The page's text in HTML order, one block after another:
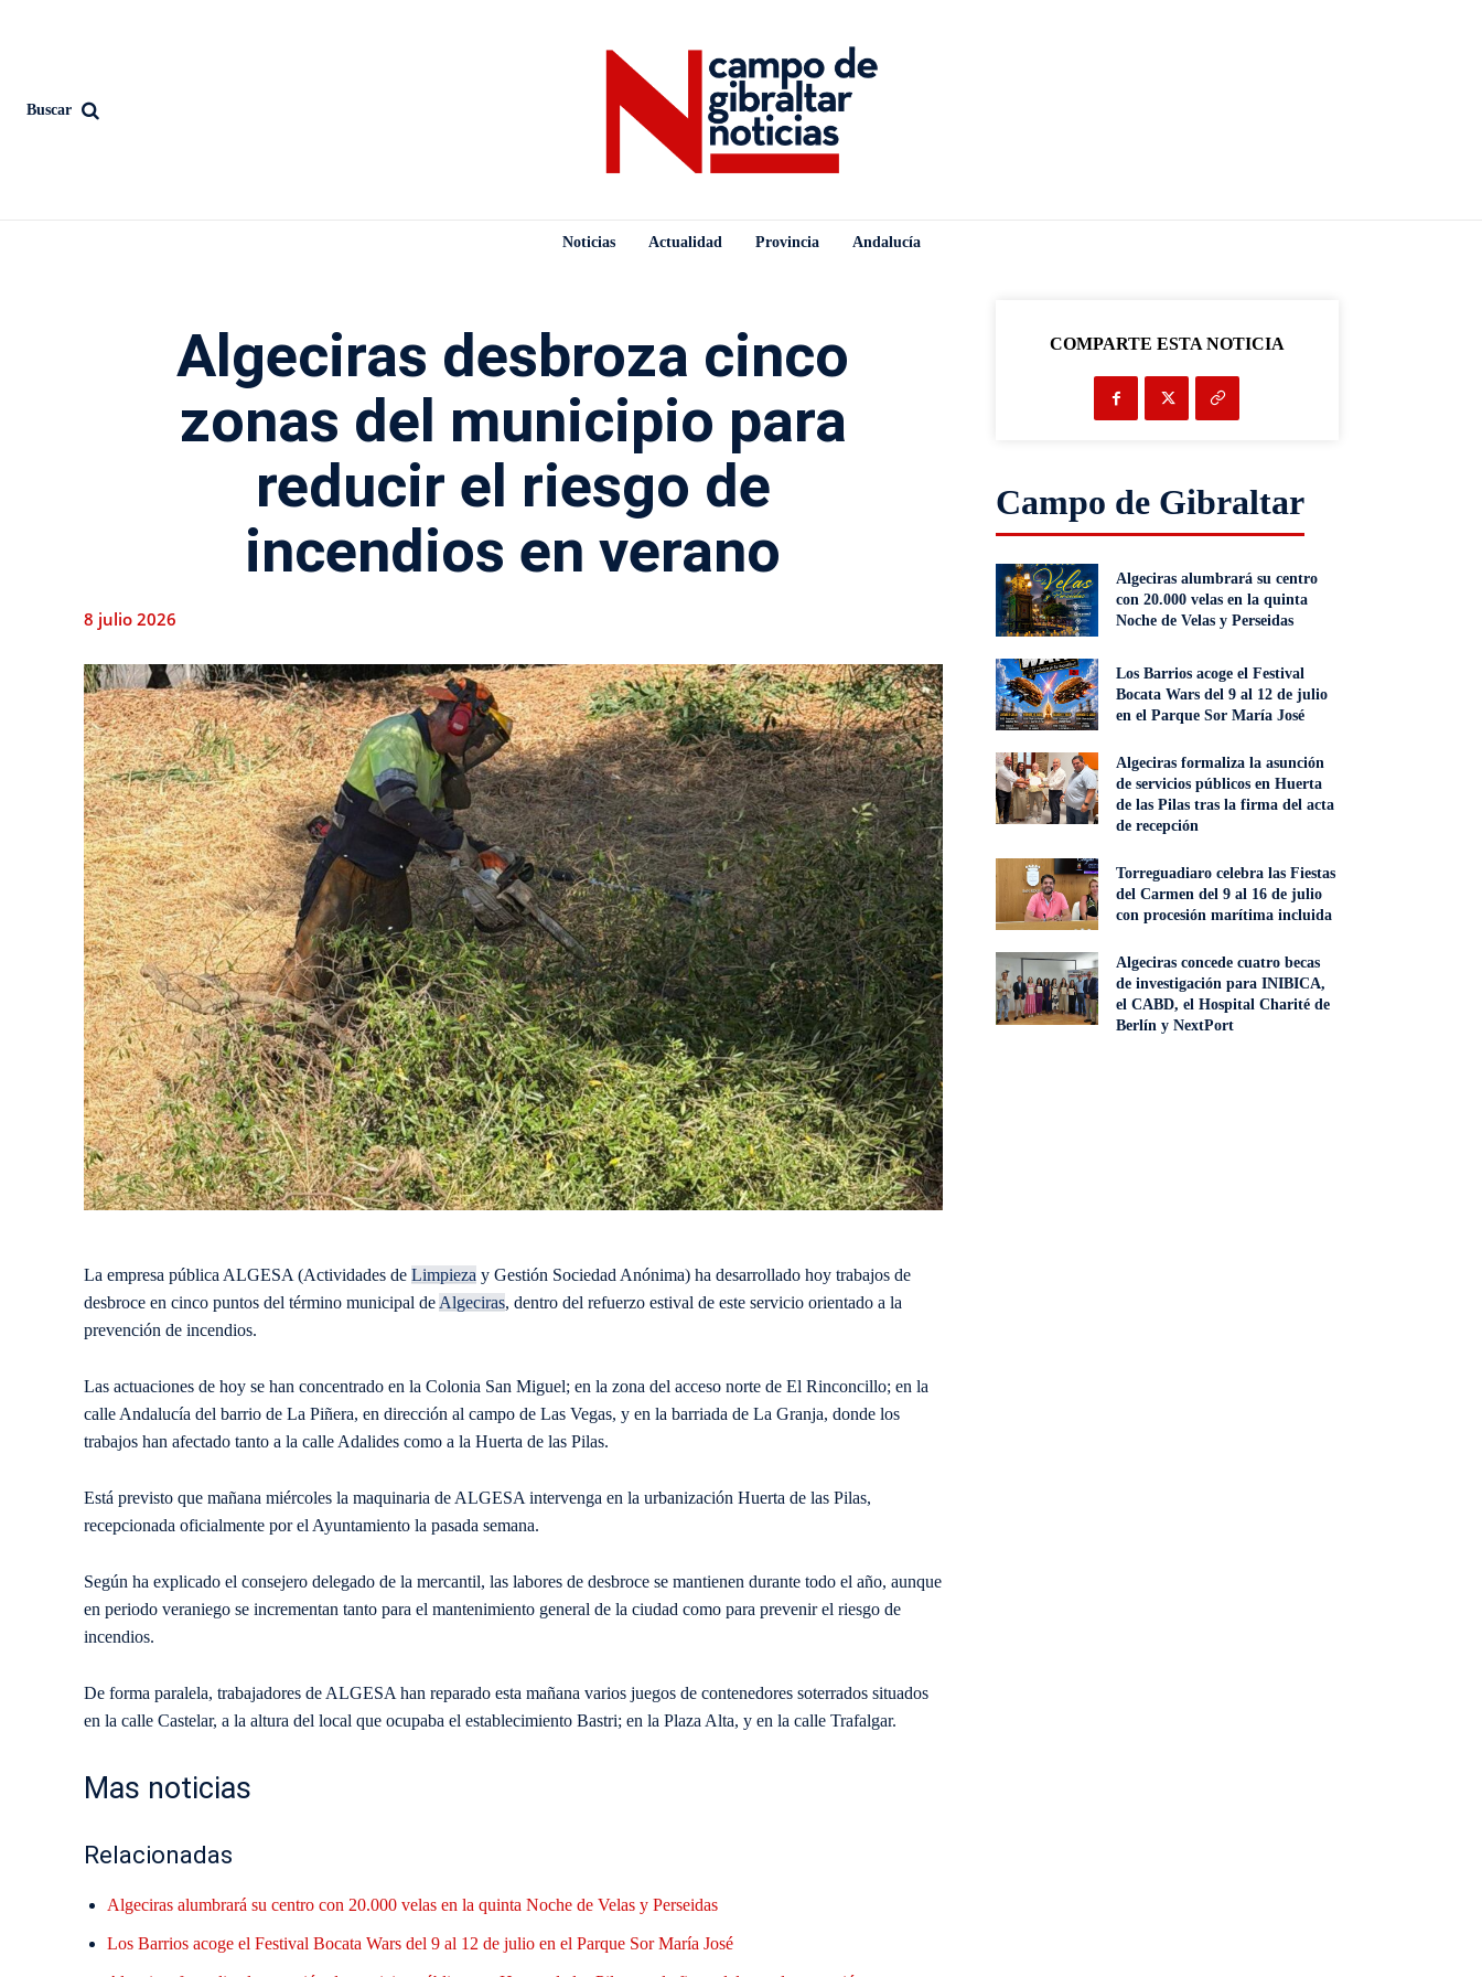
Buscar
Noticias Actualidad Provincia Andalucía
Algeciras desbroza cinco
zonas del municipio para
reducir el riesgo de
incendios en verano
8 julio 2026
La empresa pública ALGESA (Actividades de Limpieza y Gestión Sociedad Anónima) ha desarrollado hoy trabajos de
desbroce en cinco puntos del término municipal de Algeciras, dentro del refuerzo estival de este servicio orientado a la
prevención de incendios.
Las actuaciones de hoy se han concentrado en la Colonia San Miguel; en la zona del acceso norte de El Rinconcillo; en la
calle Andalucía del barrio de La Piñera, en dirección al campo de Las Vegas, y en la barriada de La Granja, donde los
trabajos han afectado tanto a la calle Adalides como a la Huerta de las Pilas.
Está previsto que mañana miércoles la maquinaria de ALGESA intervenga en la urbanización Huerta de las Pilas,
recepcionada oficialmente por el Ayuntamiento la pasada semana.
Según ha explicado el consejero delegado de la mercantil, las labores de desbroce se mantienen durante todo el año, aunque
en periodo veraniego se incrementan tanto para el mantenimiento general de la ciudad como para prevenir el riesgo de
incendios.
De forma paralela, trabajadores de ALGESA han reparado esta mañana varios juegos de contenedores soterrados situados
en la calle Castelar, a la altura del local que ocupaba el establecimiento Bastri; en la Plaza Alta, y en la calle Trafalgar.
Mas noticias
Relacionadas
Algeciras alumbrará su centro con 20.000 velas en la quinta Noche de Velas y Perseidas
Los Barrios acoge el Festival Bocata Wars del 9 al 12 de julio en el Parque Sor María José
COMPARTE ESTA NOTICIA
Campo de Gibraltar
Algeciras alumbrará su centro
con 20.000 velas en la quinta
Noche de Velas y Perseidas
Los Barrios acoge el Festival
Bocata Wars del 9 al 12 de julio
en el Parque Sor María José
Algeciras formaliza la asunción
de servicios públicos en Huerta
de las Pilas tras la firma del acta
de recepción
Torreguadiaro celebra las Fiestas
del Carmen del 9 al 16 de julio
con procesión marítima incluida
Algeciras concede cuatro becas
de investigación para INIBICA,
el CABD, el Hospital Charité de
Berlín y NextPort